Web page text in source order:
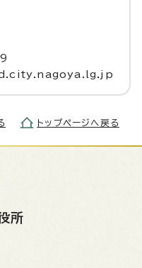
トップページへ戻る
所